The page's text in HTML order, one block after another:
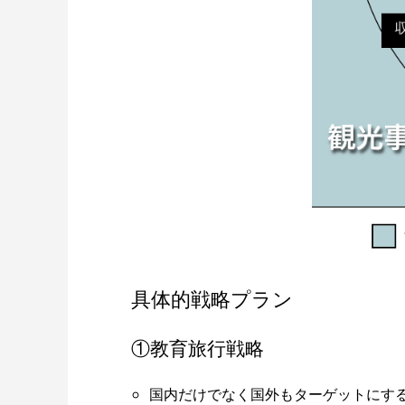
具体的戦略プラン
①教育旅行戦略
国内だけでなく国外もターゲットにす